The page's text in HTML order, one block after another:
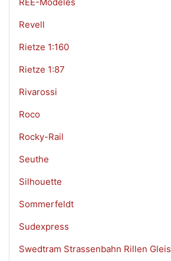
Revell
Rietze 1:160
Rietze 1:87
Rivarossi
Roco
Rocky-Rail
Seuthe
Silhouette
Sommerfeldt
Sudexpress
Swedtram Strassenbahn Rillen Gleis